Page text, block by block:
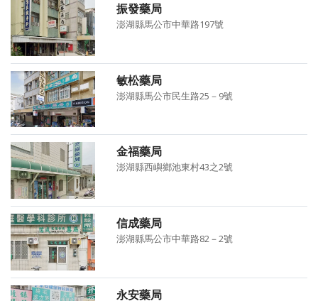
振發藥局
澎湖縣馬公市中華路197號
敏松藥局
澎湖縣馬公市民生路25－9號
金福藥局
澎湖縣西嶼鄉池東村43之2號
信成藥局
澎湖縣馬公市中華路82－2號
永安藥局